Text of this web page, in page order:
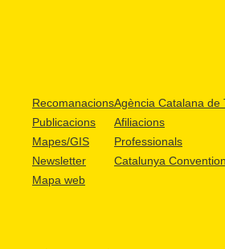
Recomanacions
Publicacions
Mapes/GIS
Newsletter
Mapa web
Agència Catalana de
Afiliacions
Professionals
Catalunya